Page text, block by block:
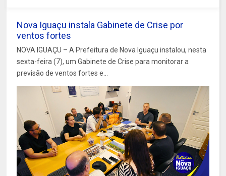
Nova Iguaçu instala Gabinete de Crise por
ventos fortes
NOVA IGUAÇU – A Prefeitura de Nova Iguaçu instalou, nesta
sexta-feira (7), um Gabinete de Crise para monitorar a
previsão de ventos fortes e...